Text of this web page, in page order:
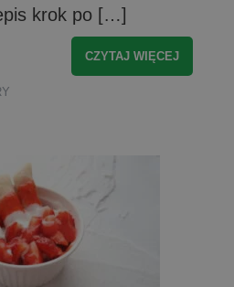
krok po […]
CZYTAJ WIĘCEJ